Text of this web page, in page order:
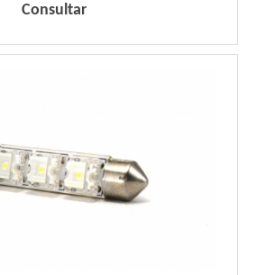
Consultar